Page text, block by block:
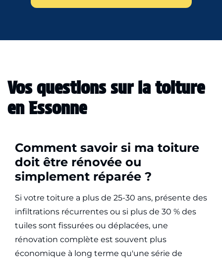
Vos questions sur la toiture
en Essonne
Comment savoir si ma toiture
doit être rénovée ou
simplement réparée ?
Si votre toiture a plus de 25-30 ans, présente des
infiltrations récurrentes ou si plus de 30 % des
tuiles sont fissurées ou déplacées, une
rénovation complète est souvent plus
économique à long terme qu'une série de